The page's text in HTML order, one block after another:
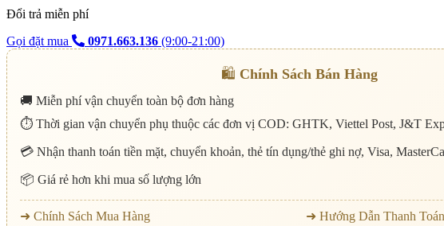
Đổi trả miễn phí
Gọi đặt mua
0971.663.136 (9:00-21:00)
🛍️ Chính Sách Bán Hàng
🚚 Miễn phí vận chuyển toàn bộ đơn hàng
⏱️ Thời gian vận chuyển phụ thuộc các đơn vị COD: GHTK, Viettel Post, J&T
💳 Nhận thanh toán tiền mặt, chuyển khoản, thẻ tín dụng/thẻ ghi nợ, Visa,
📦 Giá rẻ hơn khi mua số lượng lớn
➜ Chính Sách Mua Hàng
➜ Hướng Dẫn Thanh Toán